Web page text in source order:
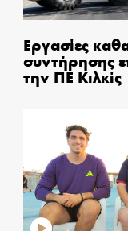
Εργασίες
συντήρησης
την ΠΕ Κιλκίς